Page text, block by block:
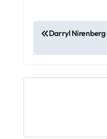
N
a
v
Darryl Nirenberg